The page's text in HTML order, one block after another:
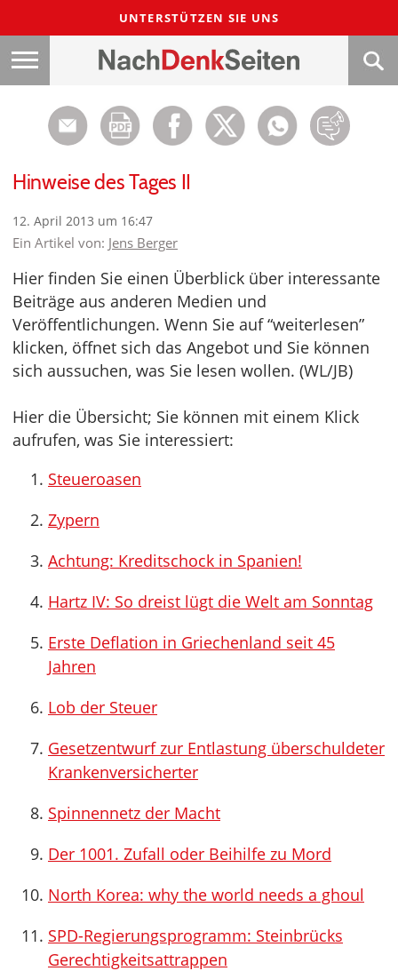
UNTERSTÜTZEN SIE UNS
Hinweise des Tages II
12. April 2013 um 16:47
Ein Artikel von: Jens Berger
Hier finden Sie einen Überblick über interessante
Beiträge aus anderen Medien und
Veröffentlichungen. Wenn Sie auf “weiterlesen”
klicken, öffnet sich das Angebot und Sie können
sich aussuchen, was Sie lesen wollen. (WL/JB)
Hier die Übersicht; Sie können mit einem Klick
aufrufen, was Sie interessiert:
Steueroasen
Zypern
Achtung: Kreditschock in Spanien!
Hartz IV: So dreist lügt die Welt am Sonntag
Erste Deflation in Griechenland seit 45
Jahren
Lob der Steuer
Gesetzentwurf zur Entlastung überschuldeter
Krankenversicherter
Spinnennetz der Macht
Der 1001. Zufall oder Beihilfe zu Mord
North Korea: why the world needs a ghoul
SPD-Regierungsprogramm: Steinbrücks
Gerechtigkeitsattrappen